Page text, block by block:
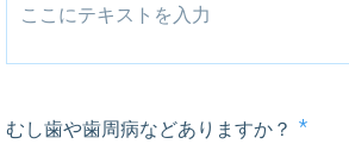
むし歯や歯周病などありますか？